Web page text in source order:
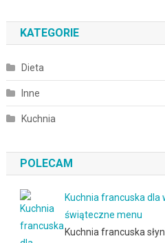
KATEGORIE
Dieta
Inne
Kuchnia
POLECAM
Kuchnia francuska dla
świąteczne menu
Kuchnia francuska